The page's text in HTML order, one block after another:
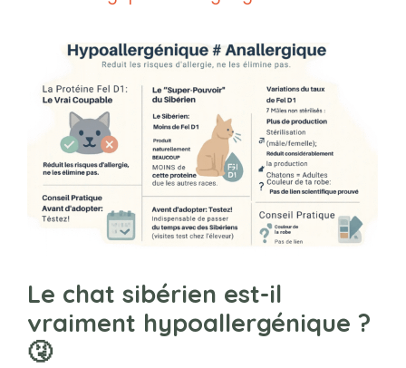
Le chat sibérien est-il
vraiment hypoallergénique ?
🤧